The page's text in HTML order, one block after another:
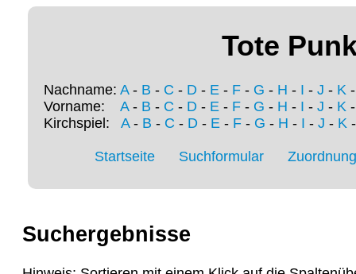
Tote
Nachname: A- B - C - D - E - F - G - H - I - J - K
Vorname: A- B - C - D - E - F - G - H - I - J - K
Kirchspiel: A- B - C - D- E- F- G - H - I - J - K
Startseite Suchformular
Suchergebnisse